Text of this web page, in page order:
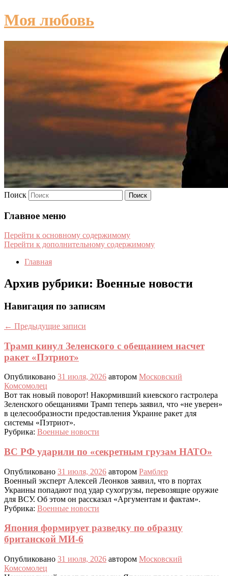
Моя любовь
Поиск
Главное меню
Перейти к основному содержимому
Перейти к дополнительному содержимому
Главная
Архив рубрики: Военные новости
Навигация по записям
← Предыдущие записи
Трамп кинул Зеленского с обещанием насчет
ракет «Пэтриот»
Опубликовано 31 июля, 2026 автором Московский
Комсомолец
Вот так новый поворот! Накормивший киевского гастролера
Зеленского обещаниями Трамп теперь заявил, что «не уверен»
в целесообразности предоставления Украине ракет для
системы «Пэтриот».
Рубрика: Военные новости
ВС РФ ударили по «секретным грузам НАТО»
Опубликовано 31 июля, 2026 автором Рамблер
Военный эксперт Алексей Леонков заявил, что в портах
Украины попадают под удар сухогрузы, перевозящие оружие
для ВСУ. Об этом он рассказал «Аргументам и фактам».
Рубрика: Военные новости
Япония формирует разведку по образцу
британской МИ-6
Опубликовано 31 июля, 2026 автором Московский
Комсомолец